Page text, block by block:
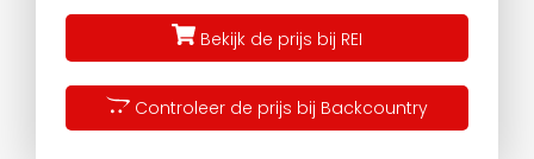
Bekijk de prijs bij REI
Controleer de prijs bij Backcountry